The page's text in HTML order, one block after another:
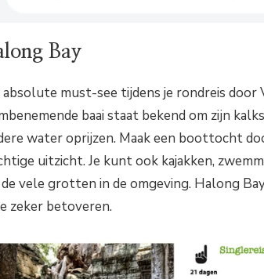
Bay
absolute must-see tijdens je rondreis door
baai staat bekend om zijn
water oprijzen. Maak een boottocht
uitzicht. Je kunt ook kajakken,
vele grotten in de omgeving. Halong
zeker betoveren.